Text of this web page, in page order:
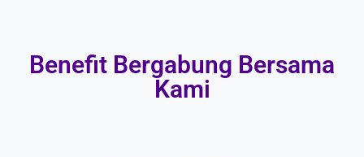
Benefit Bergabung Bersama
Kami​